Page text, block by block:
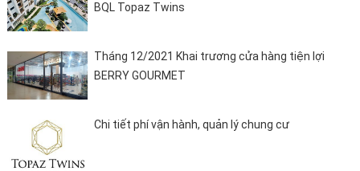
BQL Topaz Twins
Tháng 12/2021 Khai trương cửa hàng tiện lợi
BERRY GOURMET
Chi tiết phí vận hành, quản lý chung cư